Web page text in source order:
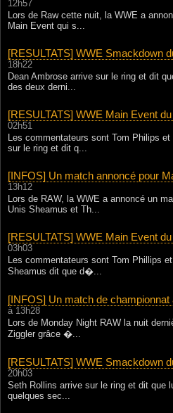
12h57
Lors de Raw cette nuit, la WWE a
Main Event qui s...
[RESULTATS] WWE Smackdown
18h22
Dean Ambrose arrive sur le ring et dit
des deux derni...
[RESULTATS] WWE Main Event
02h51
Les commentateurs sont Tom Philips
sur le ring et dit q...
[INFOS] Un match annoncé pour
13h12
Lors de RAW, la WWE a annoncé un
Unis Sheamus et Th...
[RESULTATS] WWE Main Event
03h03
Les commentateurs sont Tom Phillips
Sheamus dit que d�...
[INFOS] Un match de championnat
à 13h28
Lors de Monday Night RAW la nuit
Ziggler grâce �...
[RESULTATS] WWE Smackdown
20h03
Seth Rollins arrive sur le ring et dit que
quelques sec...